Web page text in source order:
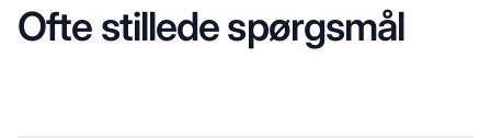
Ofte stillede spørgsmål